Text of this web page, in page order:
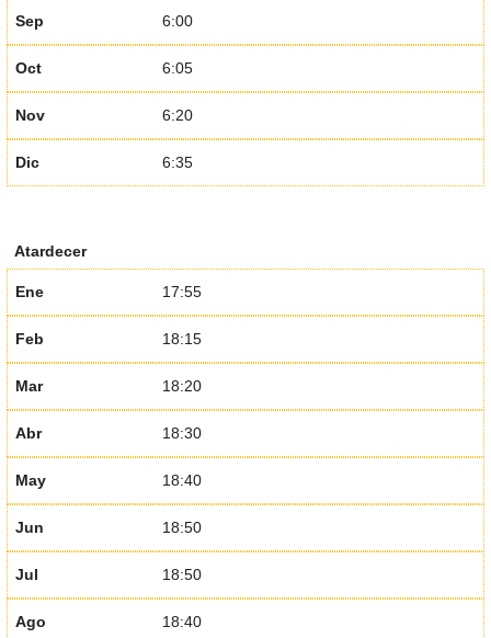
Sep 6:00
Oct 6:05
Nov 6:20
Dic 6:35
Atardecer
Ene 17:55
Feb 18:15
Mar 18:20
Abr 18:30
May 18:40
Jun 18:50
Jul 18:50
Ago 18:40